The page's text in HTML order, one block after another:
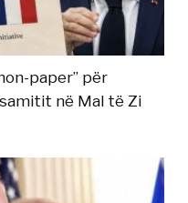
paper” për
në Mal të Zi